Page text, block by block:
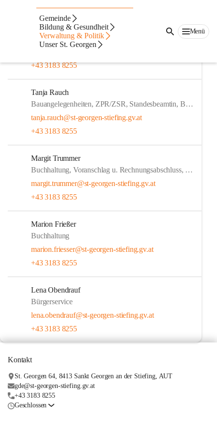
Gemeinde
Bildung & Gesundheit
Verwaltung & Politik
Unser St. Georgen
Menü
Die Gemeindeverwaltung
Monika Pletzl
Amtsleitung, Bauamt, Standesbeamtin, Zeit-Hilfs-Netzwerk
+43 3183 8255
Tanja Rauch
Bauangelegenheiten, ZPR/ZSR, Standesbeamtin, Bürgerservice
tanja.rauch@st-georgen-stiefing.gv.at
+43 3183 8255
Margit Trummer
Buchhaltung, Voranschlag u. Rechnungsabschluss, ZPR/ZSR, Leitung StA und StbV
margit.trummer@st-georgen-stiefing.gv.at
+43 3183 8255
Marion Frießer
Buchhaltung
marion.friesser@st-georgen-stiefing.gv.at
+43 3183 8255
Lena Obendrauf
Bürgerservice
lena.obendrauf@st-georgen-stiefing.gv.at
+43 3183 8255
Kontakt
St. Georgen 64, 8413 Sankt Georgen an der Stiefing, AUT
gde@st-georgen-stiefing.gv.at
+43 3183 8255
Geschlossen